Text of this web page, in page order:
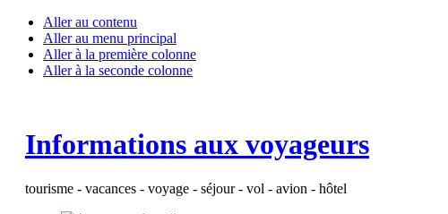
Aller au contenu
Aller au menu principal
Aller à la première colonne
Aller à la seconde colonne
Informations aux voyageurs
tourisme - vacances - voyage - séjour - vol - avion - hôtel